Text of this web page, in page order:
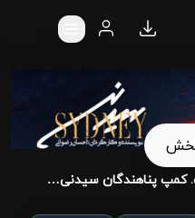
کمپ پناهندگان سیدنی…